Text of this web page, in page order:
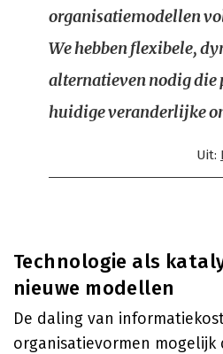
organisatiemodellen
We hebben flexibele,
alternatieven nodig die
huidige veranderlijke
Uit:
Technologie als
nieuwe modellen
De daling van
organisatievormen mogelijk